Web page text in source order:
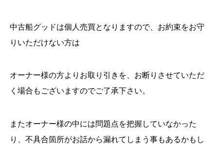
中古船グッドは個人売買となりますので、お約束をお守
りいただけない方は
オーナー様の方よりお取り引きを、お断りさせていただ
く場合もございますのでご了承下さい。
またオーナー様の中には問題点を把握していなかった
り、不具合箇所がお話から漏れてしまう事もあるかもし